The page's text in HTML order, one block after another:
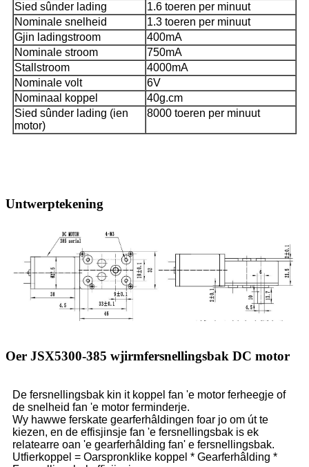
Sied sûnder lading
1.6 toeren per minuut
Nominale snelheid
1.3 toeren per minuut
Gjin ladingstroom
400mA
Nominale stroom
750mA
Stallstroom
4000mA
Nominale volt
6V
Nominaal koppel
40g.cm
Sied sûnder lading (ien
motor)
8000 toeren per minuut
Untwerptekening
Oer JSX5300-385 wjirmfersnellingsbak DC motor
De fersnellingsbak kin it koppel fan 'e motor ferheegje of
de snelheid fan 'e motor ferminderje.
Wy hawwe ferskate gearferhâldingen foar jo om út te
kiezen, en de effisjinsje fan 'e fersnellingsbak is ek
relatearre oan 'e gearferhâlding fan' e fersnellingsbak.
Utfierkoppel = Oarspronklike koppel * Gearferhâlding *